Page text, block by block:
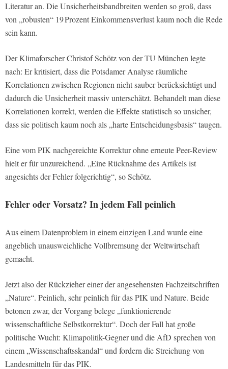
Literatur an. Die Unsicherheitsbandbreiten werden so groß, dass
von „robusten“ 19 Prozent Einkommensverlust kaum noch die Rede
sein kann.
Der Klimaforscher Christof Schötz von der TU München legte
nach: Er kritisiert, dass die Potsdamer Analyse räumliche
Korrelationen zwischen Regionen nicht sauber berücksichtigt und
dadurch die Unsicherheit massiv unterschätzt. Behandelt man diese
Korrelationen korrekt, werden die Effekte statistisch so unsicher,
dass sie politisch kaum noch als „harte Entscheidungsbasis“ taugen.
Eine vom PIK nachgereichte Korrektur ohne erneute Peer-Review
hielt er für unzureichend. „Eine Rücknahme des Artikels ist
angesichts der Fehler folgerichtig“, so Schötz.
Fehler oder Vorsatz? In jedem Fall peinlich
Aus einem Datenproblem in einem einzigen Land wurde eine
angeblich unausweichliche Vollbremsung der Weltwirtschaft
gemacht.
Jetzt also der Rückzieher einer der angesehensten Fachzeitschriften
„Nature“. Peinlich, sehr peinlich für das PIK und Nature. Beide
betonen zwar, der Vorgang belege „funktionierende
wissenschaftliche Selbstkorrektur“. Doch der Fall hat große
politische Wucht: Klimapolitik-Gegner und die AfD sprechen von
einem „Wissenschaftsskandal“ und fordern die Streichung von
Landesmitteln für das PIK.